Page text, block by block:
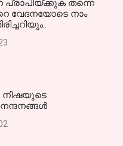
തന്നെ
വേദനയോടെ നാം